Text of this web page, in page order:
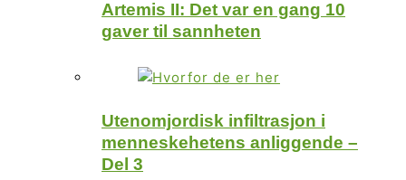
Artemis II: Det var en gang 10
gaver til sannheten
Utenomjordisk infiltrasjon i
menneskehetens anliggende –
Del 3